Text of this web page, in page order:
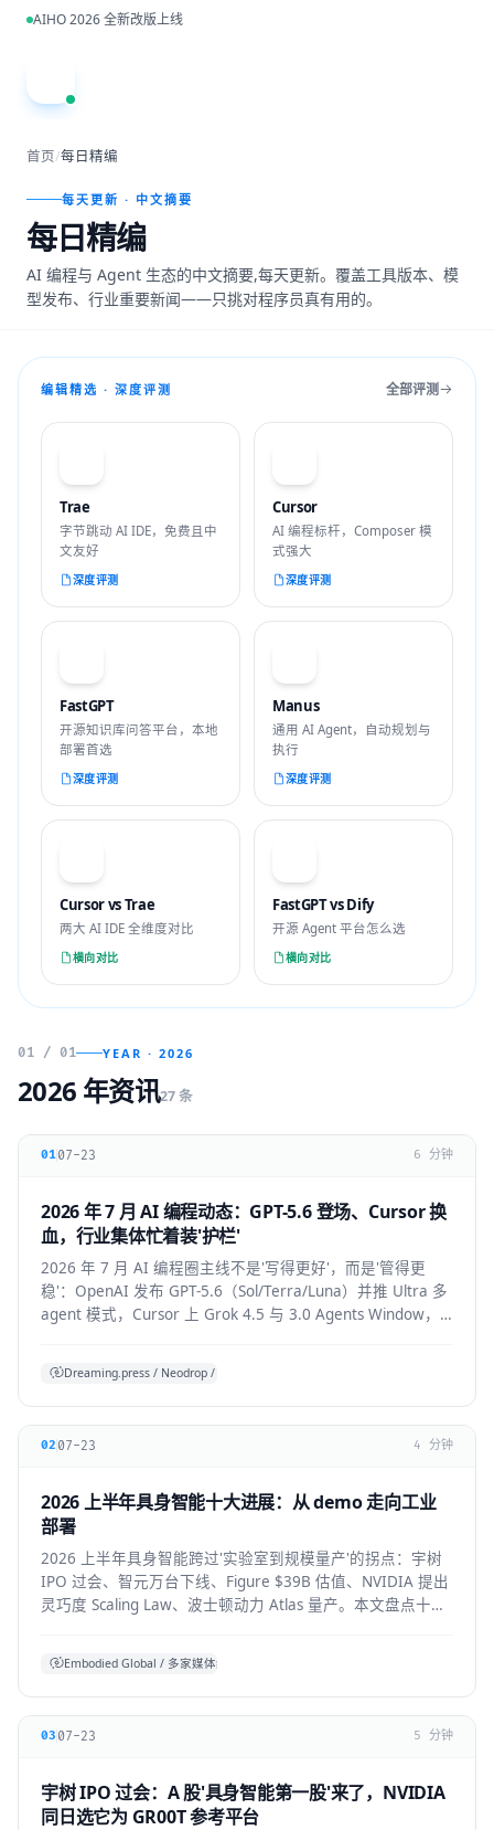
跳到主内容
AIHO 2026 全新改版上线
首页/每日精编
每天更新 · 中文摘要
每日精编
AI 编程与 Agent 生态的中文摘要,每天更新。覆盖工具版本、模
型发布、行业重要新闻——只挑对程序员真有用的。
编辑精选 · 深度评测 全部评测
Trae
字节跳动 AI IDE，免费且中
文友好
深度评测
Cursor
AI 编程标杆，Composer 模
式强大
深度评测
FastGPT
开源知识库问答平台，本地
部署首选
深度评测
Manus
通用 AI Agent，自动规划与
执行
深度评测
Cursor vs Trae
两大 AI IDE 全维度对比
横向对比
FastGPT vs Dify
开源 Agent 平台怎么选
横向对比
01 / 01 YEAR · 2026
2026 年资讯27 条
0107-23 6 分钟
2026 年 7 月 AI 编程动态：GPT-5.6 登场、Cursor 换
血，行业集体忙着装'护栏'
2026 年 7 月 AI 编程圈主线不是'写得更好'，而是'管得更
稳'：OpenAI 发布 GPT-5.6（Sol/Terra/Luna）并推 Ultra 多
agent 模式，Cursor 上 Grok 4.5 与 3.0 Agents Window，
Dreaming.press / Neodrop / SDD 综合
02 07-23 4 分钟
2026 上半年具身智能十大进展：从 demo 走向工业
部署
2026 上半年具身智能跨过'实验室到规模量产'的拐点：宇树
IPO 过会、智元万台下线、Figure $39B 估值、NVIDIA 提出
灵巧度 Scaling Law、波士顿动力 Atlas 量产。本文盘点十大
Embodied Global / 多家媒体综合
03 07-23 5 分钟
宇树 IPO 过会：A 股'具身智能第一股'来了，NVIDIA
同日选它为 GR00T 参考平台